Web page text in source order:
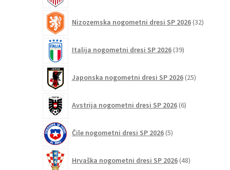
Nizozemska nogometni dresi SP 2026 32izdelkov
Italija nogometni dresi SP 2026 39izdelkov
Japonska nogometni dresi SP 2026 25izdelkov
Avstrija nogometni dresi SP 2026 6izdelkov
Čile nogometni dresi SP 2026 5izdelkov
Hrvaška nogometni dresi SP 2026 48izdelkov